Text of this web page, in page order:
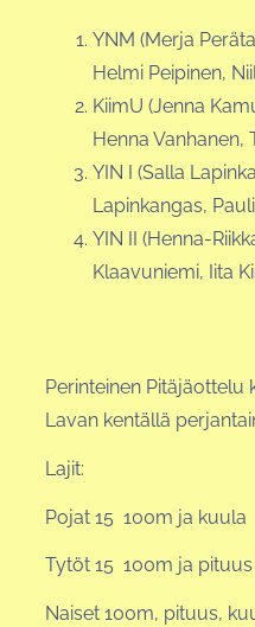
YNM (Merja
Helmi Peipinen,
KiimU (Jenna
Henna Vanhanen,
YIN I (Salla
Lapinkangas,
YIN II (Henna-
Klaavuniemi, Iita
Perinteinen Pitäjäottelu
Lavan kentällä
Lajit:
Pojat 15 100m ja kuula
Tytöt 15 100m ja pituus
Naiset 100m, pituus,